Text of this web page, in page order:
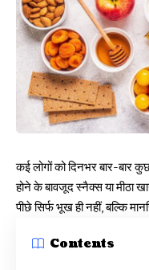
कई लोगों को दिनभर बार-बार
होने के बावजूद स्नैक्स या मीठा
पीछे सिर्फ भूख ही नहीं, बल्कि
Contents